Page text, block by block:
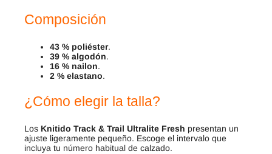
Composición
43 % poliéster.
39 % algodón.
16 % nailon.
2 % elastano.
¿Cómo elegir la talla?
Los Knitido Track & Trail Ultralite Fresh presentan un
ajuste ligeramente pequeño. Escoge el intervalo que
incluya tu número habitual de calzado.